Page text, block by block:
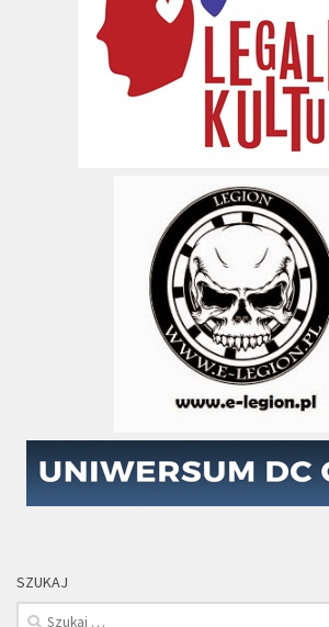
SZUKAJ
Szukaj: